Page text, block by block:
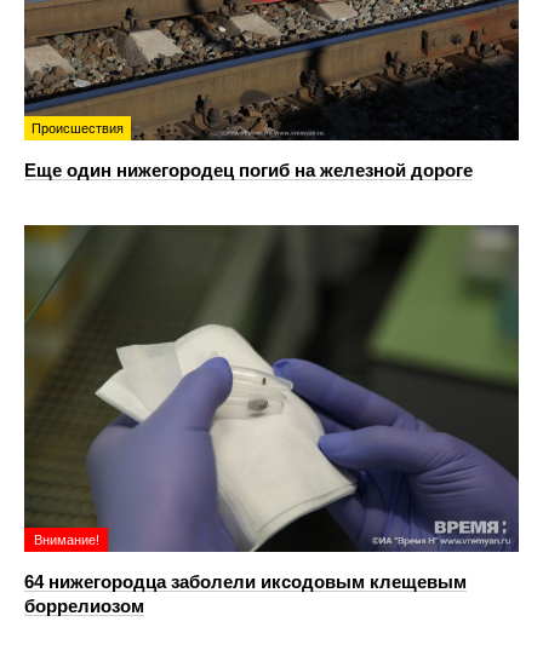
Происшествия
Еще один нижегородец погиб на железной дороге
Внимание!
64 нижегородца заболели иксодовым клещевым
боррелиозом